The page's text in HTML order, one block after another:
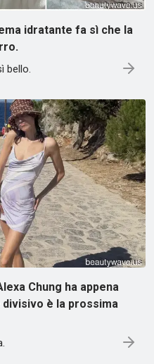
idratante fa sì che la
bello.
Chung ha appena
è la prossima